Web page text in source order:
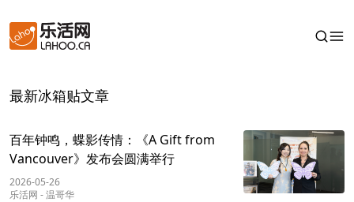
最新冰箱贴文章
百年钟鸣，蝶影传情：《A Gift from
Vancouver》发布会圆满举行
2026-05-26
乐活网 -温哥华